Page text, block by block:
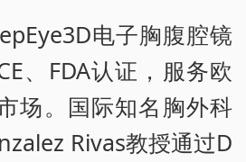
电子胸腹腔镜
、FDA认证，服务欧
场。国际知名胸外科
Rivas教授通过D